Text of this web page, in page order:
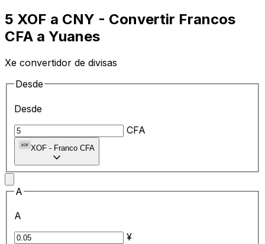
5 XOF a CNY - Convertir Francos
CFA a Yuanes
Xe convertidor de divisas
Desde
Desde
CFA
XOF - Franco CFA
A
A
¥